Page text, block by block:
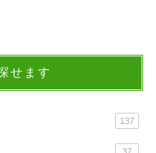
せます
137